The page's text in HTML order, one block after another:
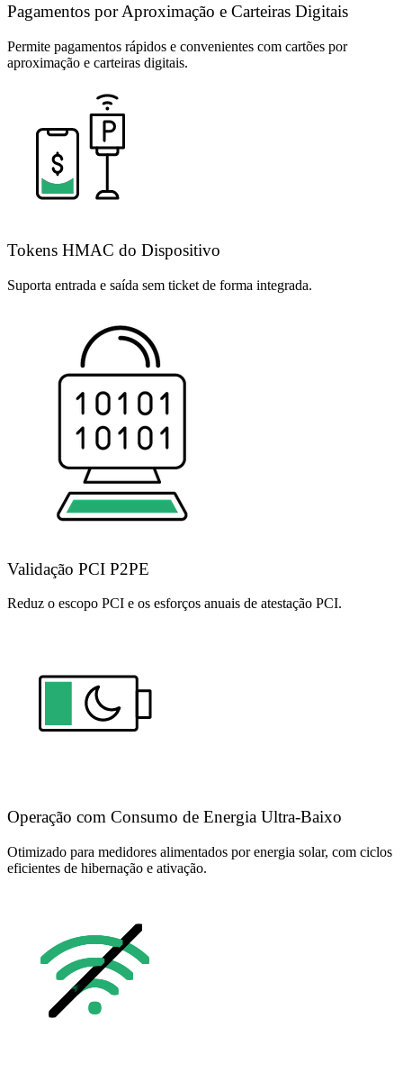
Pagamentos por Aproximação e Carteiras Digitais
Permite pagamentos rápidos e convenientes com cartões por
aproximação e carteiras digitais.
Tokens HMAC do Dispositivo
Suporta entrada e saída sem ticket de forma integrada.
Validação PCI P2PE
Reduz o escopo PCI e os esforços anuais de atestação PCI.
Operação com Consumo de Energia Ultra-Baixo
Otimizado para medidores alimentados por energia solar, com ciclos
eficientes de hibernação e ativação.